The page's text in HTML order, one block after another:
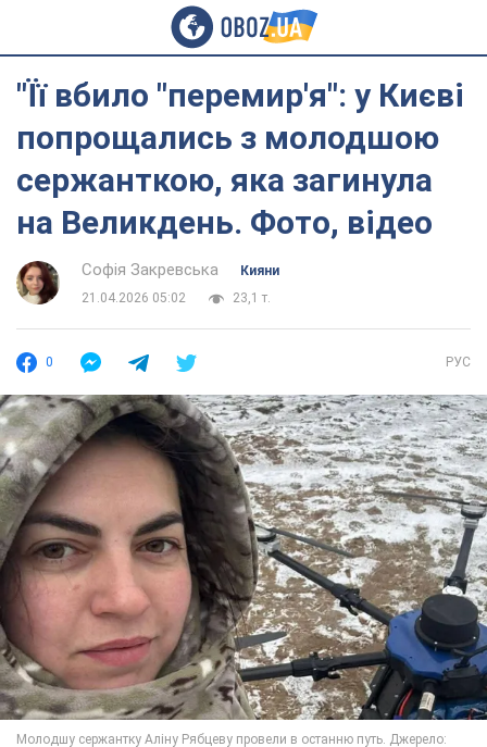
"Її вбило "перемир'я": у Києві
попрощались з молодшою
сержанткою, яка загинула
на Великдень. Фото, відео
Софія Закревська
Кияни
21.04.2026 05:02
23,1 т.
0 РУС